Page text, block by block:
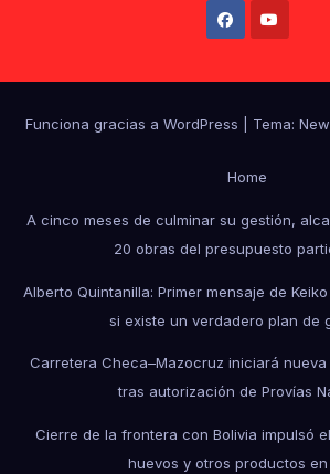
Funciona gracias a WordPress Tema:
Home
A cinco meses de culminar su gestión,
20 obras del presupuesto
Alberto Quintanilla: Primer mensaje de
si existe un verdadero plan de
Carretera Checa–Mazocruz iniciará
tras autorización de Provías
Cierre de la frontera con Bolivia impulsó
huevos y otros productos en